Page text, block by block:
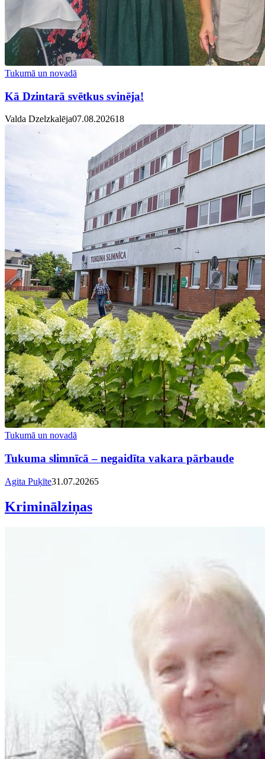
Tukumā un novadā
Kā Dzintarā svētkus svinēja!
Valda Dzelzkalēja07.08.202618
Tukumā un novadā
Tukuma slimnīcā – negaidīta vakara pārbaude
Agita Puķīte31.07.20265
Kriminālziņas